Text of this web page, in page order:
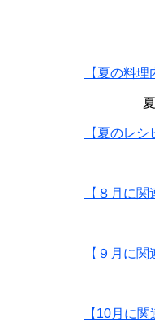
【夏の料
【夏のレ
【８月に
【９月に
【10月に